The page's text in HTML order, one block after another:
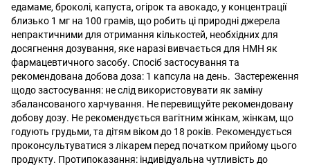
едамаме, броколі, капуста, огірок та авокадо, у концентрації
близько 1 мг на 100 грамів, що робить ці природні джерела
непрактичними для отримання кількостей, необхідних для
досягнення дозування, яке наразі вивчається для НМН як
фармацевтичного засобу. Спосіб застосування та
рекомендована добова доза: 1 капсула на день. Застереження
щодо застосування: не слід використовувати як заміну
збалансованого харчування. Не перевищуйте рекомендовану
добову дозу. Не рекомендується вагітним жінкам, жінкам, що
годують грудьми, та дітям віком до 18 років. Рекомендується
проконсультуватися з лікарем перед початком прийому цього
продукту. Протипоказання: індивідуальна чутливість до